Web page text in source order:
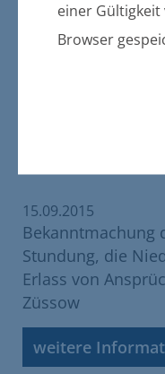
einer Gültigkeit
Browser
18.09.2015
Bekanntmachung
15.09.2015
Bekanntmachung
Stundung, die
Erlass von
Züssow
weitere